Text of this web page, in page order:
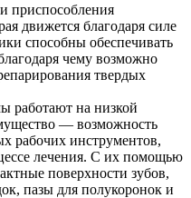
приспособления
движется благодаря силе
способны обеспечивать
чему возможно
твердых
работают на низкой
— возможность
рабочих инструментов,
лечения. С их помощью
поверхности зубов,
пазы для полукоронок и